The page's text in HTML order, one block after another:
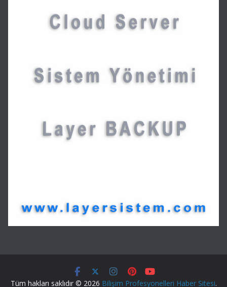
Tüm hakları saklıdır © 2026 Bilişim Profesyonelleri Haber Sitesi.